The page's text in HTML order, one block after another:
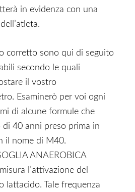
in evidenza con una
corretto sono qui di seguito
secondo le quali
il vostro
Esaminerò per voi ogni
di alcune formule che
40 anni preso prima in
il nome di M40.
ANAEROBICA
l’attivazione del
lattacido. Tale frequenza